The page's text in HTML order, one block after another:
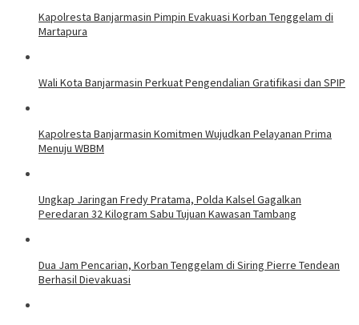
Kapolresta Banjarmasin Pimpin Evakuasi Korban Tenggelam di
Martapura
Wali Kota Banjarmasin Perkuat Pengendalian Gratifikasi dan SPIP
Kapolresta Banjarmasin Komitmen Wujudkan Pelayanan Prima
Menuju WBBM
Ungkap Jaringan Fredy Pratama, Polda Kalsel Gagalkan
Peredaran 32 Kilogram Sabu Tujuan Kawasan Tambang
Dua Jam Pencarian, Korban Tenggelam di Siring Pierre Tendean
Berhasil Dievakuasi